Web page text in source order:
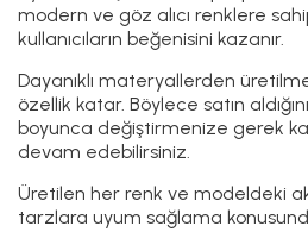
modern ve göz alıcı renklere
kullanıcıların beğenisini kazanır.
Dayanıklı materyallerden
özellik katar. Böylece satın
boyunca değiştirmenize gerek
devam edebilirsiniz.
Üretilen her renk ve modeldeki
tarzlara uyum sağlama